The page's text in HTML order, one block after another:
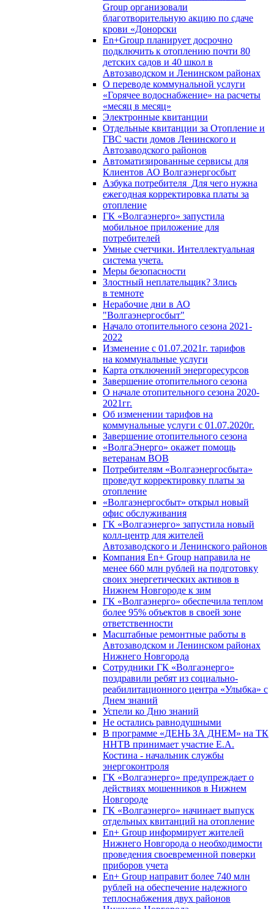
Group организовали
благотворительную акцию по сдаче
крови «Донорски
En+Group планирует досрочно
подключить к отоплению почти 80
детских садов и 40 школ в
Автозаводском и Ленинском районах
О переводе коммунальной услуги
«Горячее водоснабжение» на расчеты
«месяц в месяц»
Электронные квитанции
Отдельные квитанции за Отопление и
ГВС части домов Ленинского и
Автозаводского районов
Автоматизированные сервисы для
Клиентов АО Волгаэнергосбыт
Азбука потребителя_Для чего нужна
ежегодная корректировка платы за
отопление
ГК «Волгаэнерго» запустила
мобильное приложение для
потребителей
Умные счетчики. Интеллектуальная
система учета.
Меры безопасности
Злостный неплательщик? Злись
в темноте
Нерабочие дни в АО
"Волгаэнергосбыт"
Начало отопительного сезона 2021-
2022
Изменение с 01.07.2021г. тарифов
на коммунальные услуги
Карта отключений энергоресурсов
Завершение отопительного сезона
О начале отопительного сезона 2020-
2021гг.
Об изменении тарифов на
коммунальные услуги с 01.07.2020г.
Завершение отопительного сезона
«ВолгаЭнерго» окажет помощь
ветеранам ВОВ
Потребителям «Волгаэнергосбыта»
проведут корректировку платы за
отопление
«Волгаэнергосбыт» открыл новый
офис обслуживания
ГК «Волгаэнерго» запустила новый
колл-центр для жителей
Автозаводского и Ленинского районов
Компания En+ Group направила не
менее 660 млн рублей на подготовку
своих энергетических активов в
Нижнем Новгороде к зим
ГК «Волгаэнерго» обеспечила теплом
более 95% объектов в своей зоне
ответственности
Масштабные ремонтные работы в
Автозаводском и Ленинском районах
Нижнего Новгорода
Сотрудники ГК «Волгаэнерго»
поздравили ребят из социально-
реабилитационного центра «Улыбка» с
Днем знаний
Успели ко Дню знаний
Не остались равнодушными
В программе «ДЕНЬ ЗА ДНЕМ» на ТК
ННТВ принимает участие Е.А.
Костина - начальник службы
энергоконтроля
ГК «Волгаэнерго» предупреждает о
действиях мошенников в Нижнем
Новгороде
ГК «Волгаэнерго» начинает выпуск
отдельных квитанций на отопление
En+ Group информирует жителей
Нижнего Новгорода о необходимости
проведения своевременной поверки
приборов учета
En+ Group направит более 740 млн
рублей на обеспечение надежного
теплоснабжения двух районов